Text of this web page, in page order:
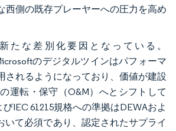
西側の既存プレーヤーへの圧力を高め
たな差別化要因となっている。
のデジタルツインはパフォーマ
されるようになっており、価値が建設
運転・保守（O&M）へとシフトして
びIEC 61215規格への準拠はDEWAおよ
いて必須であり、認定されたサプライ